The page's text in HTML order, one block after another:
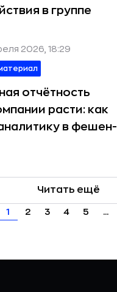
в группе
2026, 18:29
отчётность
расти: как
в фешен-
Читать ещё
1 2 3 4 5 ...